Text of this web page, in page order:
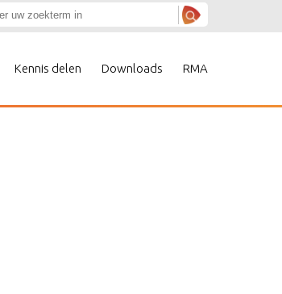
Kennis delen Downloads RMA